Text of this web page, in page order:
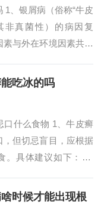
1、银屑病（俗称“牛皮
非真菌性）的病因复
素与外在环境因素共同
倾向。若父母一方患
合其他诱因共同作用。
吃冰的吗
口什么食物 1、牛皮癣
，但切忌盲目，应根据
。具体建议如下： 避
熏鱼肉、花生、瓜子
时候才能出现根